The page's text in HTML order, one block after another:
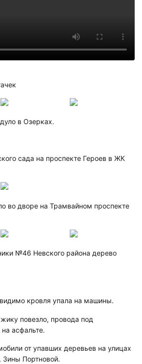
в Озерках.
сада на проспекте Героев в ЖК
во дворе на Трамвайном проспекте
№46 Невского района дерево
кровля упала на машины.
повезло, провода под
асфальте.
от упавших деревьев на улицах
Зины Портновой.